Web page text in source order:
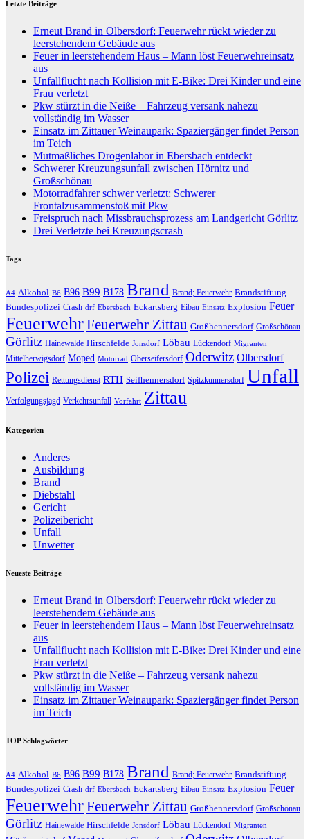
Letzte Beiträge
Erneut Brand in Olbersdorf: Feuerwehr rückt wieder zu
leerstehendem Gebäude aus
Feuer in leerstehendem Haus – Mann löst Feuerwehreinsatz
aus
Unfallflucht nach Kollision mit E-Bike: Drei Kinder und eine
Frau verletzt
Pkw stürzt in die Neiße – Fahrzeug versank nahezu
vollständig im Wasser
Einsatz im Zittauer Weinaupark: Spaziergänger findet Person
im Teich
Mutmaßliches Drogenlabor in Ebersbach entdeckt
Schwerer Kreuzungsunfall zwischen Hörnitz und
Großschönau
Motorradfahrer schwer verletzt: Schwerer
Frontalzusammenstoß mit Pkw
Freispruch nach Missbrauchsprozess am Landgericht Görlitz
Drei Verletzte bei Kreuzungscrash
Tags
A4 Alkohol B6 B96 B99 B178 Brand Brand; Feuerwehr Brandstiftung
Bundespolizei Crash drf Ebersbach Eckartsberg Eibau Einsatz Explosion Feuer
FeuerwehrFeuerwehr Zittau Großhennersdorf Großschönau
Görlitz Hainewalde Hirschfelde Jonsdorf Löbau Lückendorf Migranten
Mittelherwigsdorf Moped Motorrad Oberseifersdorf Oderwitz Olbersdorf
Polizei Rettungsdienst RTH Seifhennersdorf Spitzkunnersdorf Unfall
Verfolgungsjagd Verkehrsunfall Vorfahrt Zittau
Kategorien
Anderes
Ausbildung
Brand
Diebstahl
Gericht
Polizeibericht
Unfall
Unwetter
Neueste Beiträge
Erneut Brand in Olbersdorf: Feuerwehr rückt wieder zu
leerstehendem Gebäude aus
Feuer in leerstehendem Haus – Mann löst Feuerwehreinsatz
aus
Unfallflucht nach Kollision mit E-Bike: Drei Kinder und eine
Frau verletzt
Pkw stürzt in die Neiße – Fahrzeug versank nahezu
vollständig im Wasser
Einsatz im Zittauer Weinaupark: Spaziergänger findet Person
im Teich
TOP Schlagwörter
A4 Alkohol B6 B96 B99 B178 Brand Brand; Feuerwehr Brandstiftung
Bundespolizei Crash drf Ebersbach Eckartsberg Eibau Einsatz Explosion Feuer
FeuerwehrFeuerwehr Zittau Großhennersdorf Großschönau
Görlitz Hainewalde Hirschfelde Jonsdorf Löbau Lückendorf Migranten